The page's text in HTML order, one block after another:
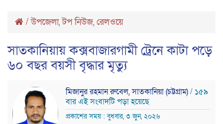
/উপজেলা,টপ নিউজ,রেলওয়ে
সাতকানিয়ায় কক্সবাজারগামী ট্রেনে কাটা পড়ে
৬০ বছর বয়সী বৃদ্ধার মৃত্যু
মিজানুর রহমান রুবেল, সাতকানিয়া (চট্টগ্রাম)/ ১৫৯
বার এই সংবাদটি পড়া হয়েছে
প্রকাশের সময় : বুধবার, ৩ জুন, ২০২৬